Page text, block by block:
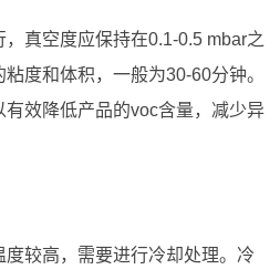
真空度应保持在0.1-0.5 mbar之
度和体积，一般为30-60分钟。
效降低产品的voc含量，减少异
较高，需要进行冷却处理。冷